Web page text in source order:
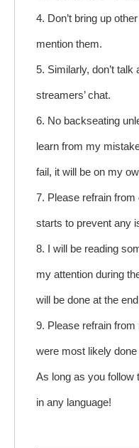
4. Don’t bring up
mention them.
5. Similarly, don’t
streamers’ chat.
6. No backseating
learn from my
fail, it will be on my
7. Please refrain
starts to prevent any
8. I will be reading
my attention during
will be done at the
9. Please refrain
were most likely done
As long as you follow
in any language!